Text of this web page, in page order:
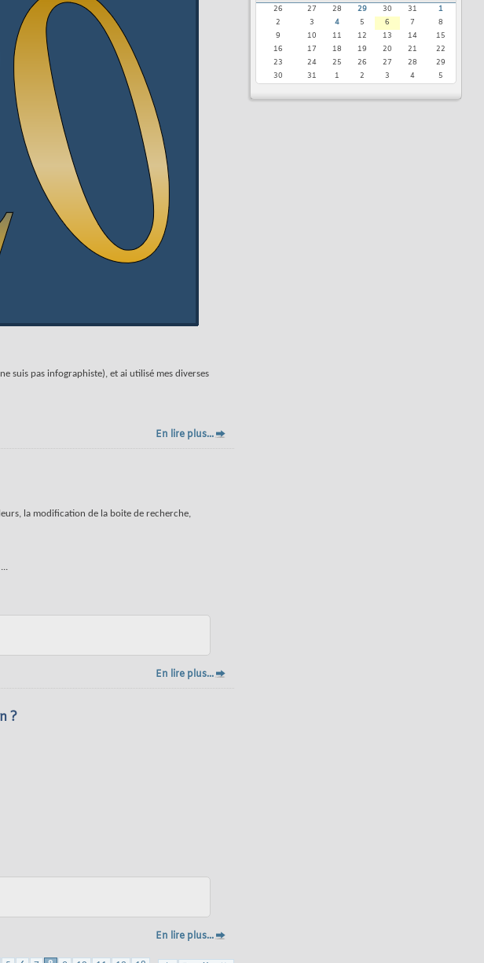
suis pas infographiste), et ai utilisé mes diverses
En lire plus...
la modification de la boite de recherche,
...
En lire plus...
?
En lire plus...
26
27 28 29 30 31
1
2
3 4 5 6 7
8
9
10 11 12 13 14
15
16
17 18 19 20 21
22
23
24 25 26 27 28
29
30
31 1 2 3 4 5